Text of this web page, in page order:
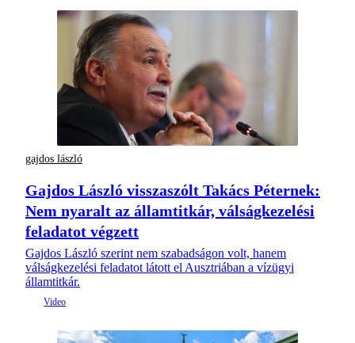
gajdos lászló
Gajdos László visszaszólt Takács Péternek:
Nem nyaralt az államtitkár, válságkezelési
feladatot végzett
Gajdos László szerint nem szabadságon volt, hanem
válságkezelési feladatot látott el Ausztriában a vízügyi
államtitkár.